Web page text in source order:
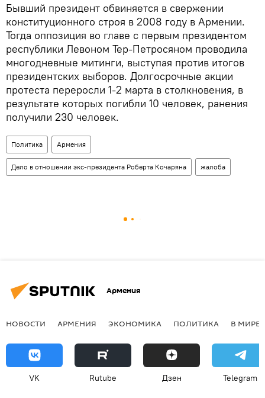
Бывший президент обвиняется в свержении
конституционного строя в 2008 году в Армении.
Тогда оппозиция во главе с первым президентом
республики Левоном Тер-Петросяном проводила
многодневные митинги, выступая против итогов
президентских выборов. Долгосрочные акции
протеста переросли 1-2 марта в столкновения, в
результате которых погибли 10 человек, ранения
получили 230 человек.
Политика Армения
Дело в отношении экс-президента Роберта Кочаряна жалоба
Армения
НОВОСТИ АРМЕНИЯ ЭКОНОМИКА ПОЛИТИКА В МИРЕ
VK Rutube Дзен Telegram